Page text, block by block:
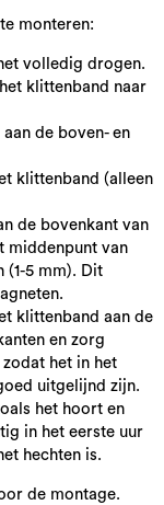
monteren:
volledig drogen.
klittenband naar
de boven- en
klittenband (alleen
de bovenkant van
middenpunt van
(1-5 mm). Dit
klittenband aan de
en zorg
het in het
uitgelijnd zijn.
het hoort en
in het eerste uur
hechten is.
de montage.